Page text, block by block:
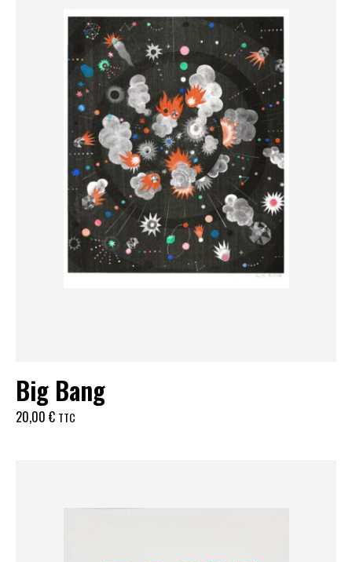
Big Bang
20,00 € TTC